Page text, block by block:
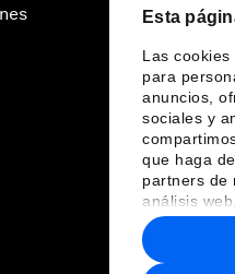
Esta
Las
para
anuncios,
sociales y
que haga
partners de
análisis
combinarla
haya
recopilado